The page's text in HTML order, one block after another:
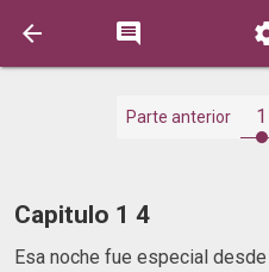
 
Parte anterior 1
Capitulo 1 4
Esa noche fue especial